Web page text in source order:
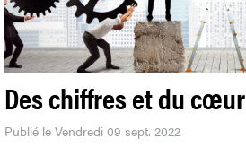
Des chiffres et du cœur
Publié le Vendredi 09 sept. 2022